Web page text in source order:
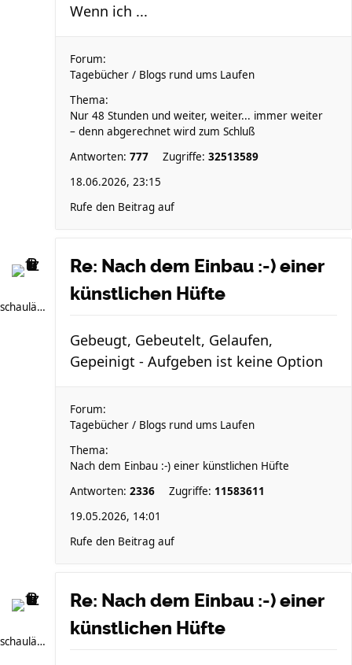
Wenn ich ...
Forum:
Tagebücher / Blogs rund ums Laufen
Thema:
Nur 48 Stunden und weiter, weiter... immer weiter
– denn abgerechnet wird zum Schluß
Antworten: 777 Zugriffe: 32513589
18.06.2026, 23:15
Rufe den Beitrag auf
schauläufer
Re: Nach dem Einbau :-) einer
künstlichen Hüfte
Gebeugt, Gebeutelt, Gelaufen,
Gepeinigt - Aufgeben ist keine Option
Forum:
Tagebücher / Blogs rund ums Laufen
Thema:
Nach dem Einbau :-) einer künstlichen Hüfte
Antworten: 2336 Zugriffe: 11583611
19.05.2026, 14:01
Rufe den Beitrag auf
schauläufer
Re: Nach dem Einbau :-) einer
künstlichen Hüfte